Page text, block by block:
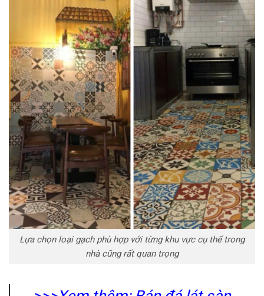
Lựa chọn loại gạch phù hợp với từng khu vực cụ thể trong
nhà cũng rất quan trọng